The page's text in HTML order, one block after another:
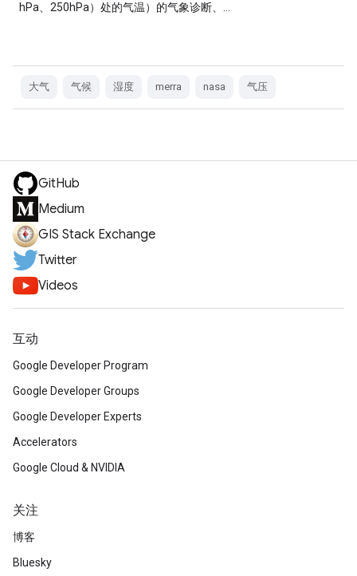
hPa、250hPa）处的气温）的气象诊断、…
大气 气候 湿度 merra nasa 气压
GitHub
Medium
GIS Stack Exchange
Twitter
Videos
互动
Google Developer Program
Google Developer Groups
Google Developer Experts
Accelerators
Google Cloud & NVIDIA
关注
博客
Bluesky